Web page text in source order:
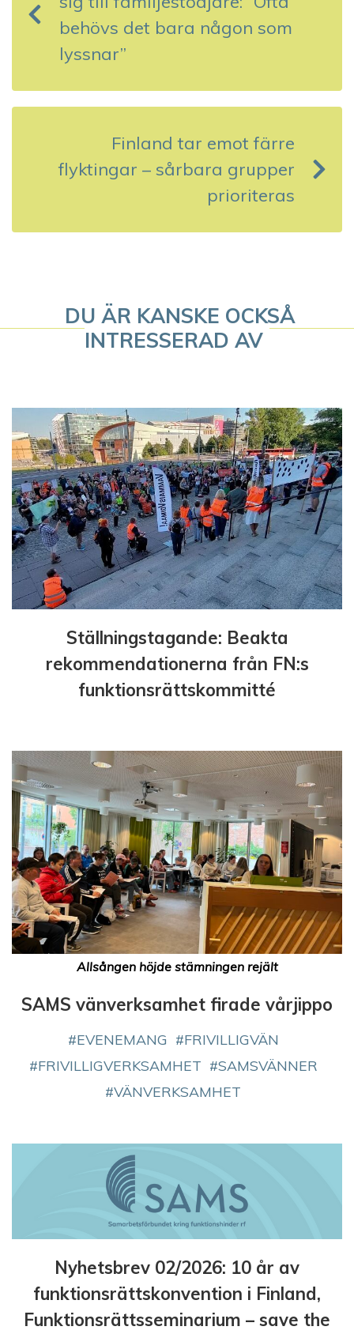
g
s
v
e
n
g
behövs det bara någon som
lyssnar”
Finland tar emot färre
flyktingar – sårbara grupper
prioriteras
DU ÄR KANSKE OCKSÅ
INTRESSERAD AV
Ställningstagande: Beakta
rekommendationerna från FN:s
funktionsrättskommitté
Allsången höjde stämningen rejält
SAMS vänverksamhet firade vårjippo
EVENEMANG
FRIVILLIGVÄN
FRIVILLIGVERKSAMHET
SAMSVÄNNER
VÄNVERKSAMHET
Nyhetsbrev 02/2026: 10 år av
funktionsrättskonvention i Finland,
Funktionsrättsseminarium – save the